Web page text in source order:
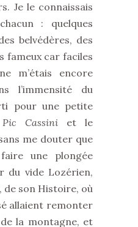
Je le connaissais
: quelques
belvédères, des
fameux car faciles
m’étais encore
l’immensité du
pour une petite
Pic Cassini et le
me douter que
une plongée
du vide Lozérien,
de son Histoire, où
allaient remonter
la montagne, et